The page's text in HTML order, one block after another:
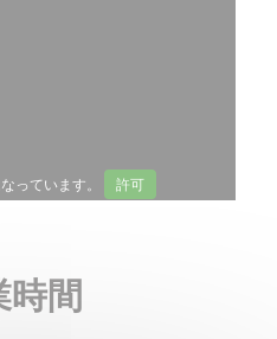
っています。 許可
時間